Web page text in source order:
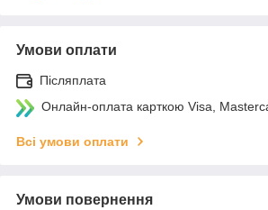
Умови оплати
Післяплата
Онлайн-оплата карткою Visa,
Всі умови оплати
Умови повернення